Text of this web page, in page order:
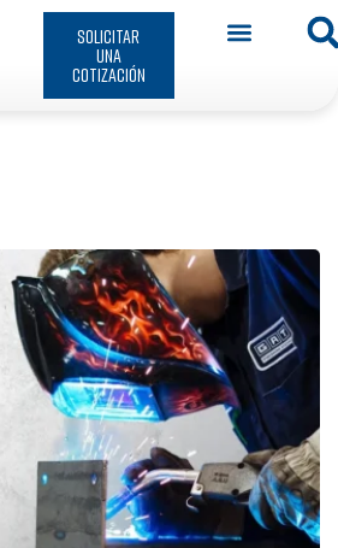
Solicitar
una
cotización